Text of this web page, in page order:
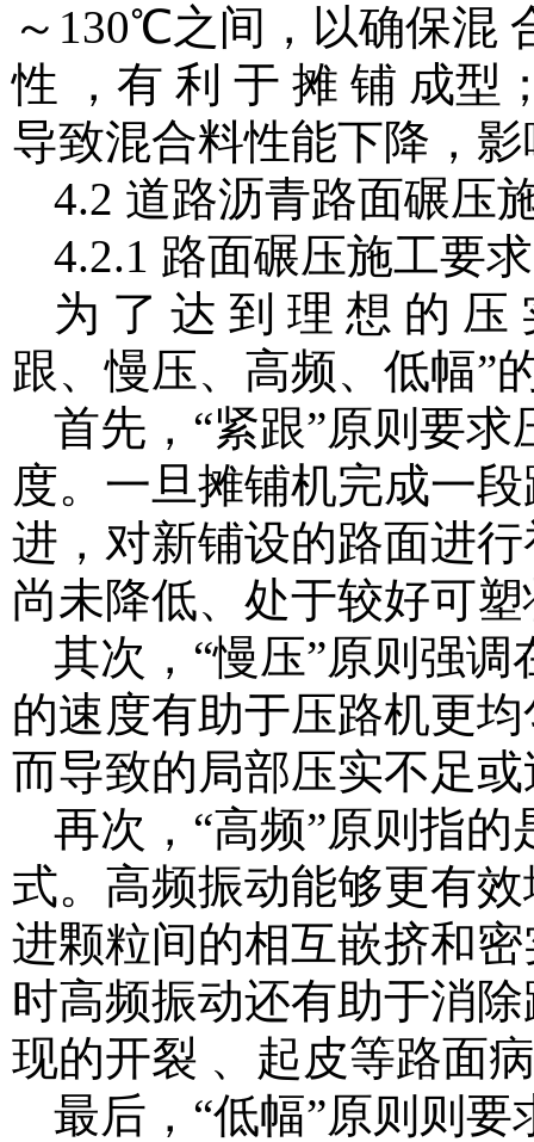
～130℃之间，以确保混
性 ，有 利 于 摊 铺 成型
导致混合料性能下降，
4.2 道路沥青路面碾压
4.2.1 路面碾压施工要求
为 了 达 到 理 想 的 压
跟、慢压、高频、低幅”
首先，“紧跟”原则要
度。一旦摊铺机完成一
进，对新铺设的路面进
尚未降低、处于较好可
其次，“慢压”原则强
的速度有助于压路机更
而导致的局部压实不足
再次，“高频”原则指
式。高频振动能够更有
进颗粒间的相互嵌挤和
时高频振动还有助于消
现的开裂 、起皮等路面
最后，“低幅”原则则